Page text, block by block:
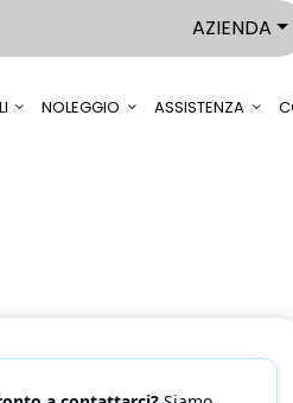
AZIENDA
NOLEGGIO ASSISTENZA